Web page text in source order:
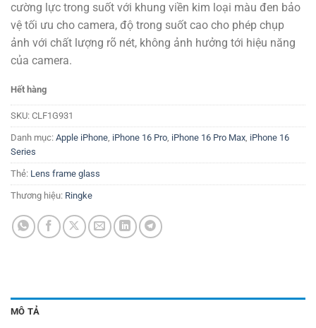
cường lực trong suốt với khung viền kim loại màu đen bảo
vệ tối ưu cho camera, độ trong suốt cao cho phép chụp
ảnh với chất lượng rõ nét, không ảnh hưởng tới hiệu năng
của camera.
Hết hàng
SKU: CLF1G931
Danh mục: Apple iPhone iPhone 16 Pro iPhone 16 Pro Max iPhone 16
Series
Thẻ: Lens frame glass
Thương hiệu: Ringke
MÔ TẢ